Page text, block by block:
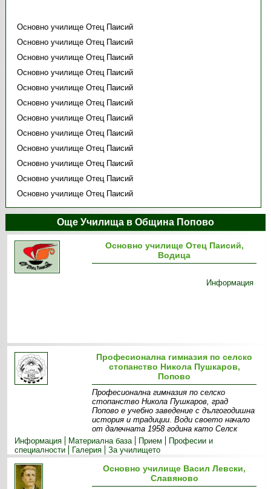
Основно училище Отец Паисий
Основно училище Отец Паисий
Основно училище Отец Паисий
Основно училище Отец Паисий
Основно училище Отец Паисий
Основно училище Отец Паисий
Основно училище Отец Паисий
Основно училище Отец Паисий
Основно училище Отец Паисий
Основно училище Отец Паисий
Основно училище Отец Паисий
Основно училище Отец Паисий
Още Училища в Община Попово
Основно училище Отец Паисий,
Водица
Информация
Професионална гимназия по селско
стопанство Никола Пушкаров,
Попово
Професионална гимназия по селско
стопанство Никола Пушкаров, град
Попово е учебно заведение с дългогодишна
история и традиции. Води своето начало
от далечната 1958 година като Селск
Информация
Материална база Прием
Професии и
специалности
Галерия За училището
Основно училище Васил Левски,
Славяново